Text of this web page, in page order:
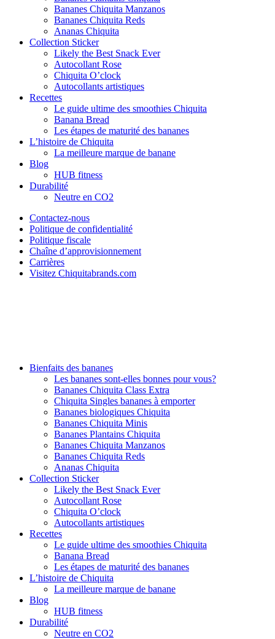
Bananes Chiquita Manzanos
Bananes Chiquita Reds
Ananas Chiquita
Collection Sticker
Likely the Best Snack Ever
Autocollant Rose
Chiquita O’clock
Autocollants artistiques
Recettes
Le guide ultime des smoothies Chiquita
Banana Bread
Les étapes de maturité des bananes
L’histoire de Chiquita
La meilleure marque de banane
Blog
HUB fitness
Durabilité
Neutre en CO2
Contactez-nous
Politique de confidentialité
Politique fiscale
Chaîne d’approvisionnement
Carrières
Visitez Chiquitabrands.com
Bienfaits des bananes
Les bananes sont-elles bonnes pour vous?
Bananes Chiquita Class Extra
Chiquita Singles bananes à emporter
Bananes biologiques Chiquita
Bananes Chiquita Minis
Bananes Plantains Chiquita
Bananes Chiquita Manzanos
Bananes Chiquita Reds
Ananas Chiquita
Collection Sticker
Likely the Best Snack Ever
Autocollant Rose
Chiquita O’clock
Autocollants artistiques
Recettes
Le guide ultime des smoothies Chiquita
Banana Bread
Les étapes de maturité des bananes
L’histoire de Chiquita
La meilleure marque de banane
Blog
HUB fitness
Durabilité
Neutre en CO2